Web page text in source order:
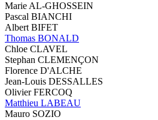
Marie AL-GHOSSEIN
Pascal BIANCHI
Albert BIFET
Thomas BONALD
Chloe CLAVEL
Stephan CLEMENÇON
Florence D'ALCHE
Jean-Louis DESSALLES
Olivier FERCOQ
Matthieu LABEAU
Mauro SOZIO